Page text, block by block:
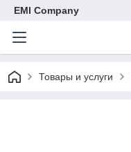
EMI Company
Товары и услуги